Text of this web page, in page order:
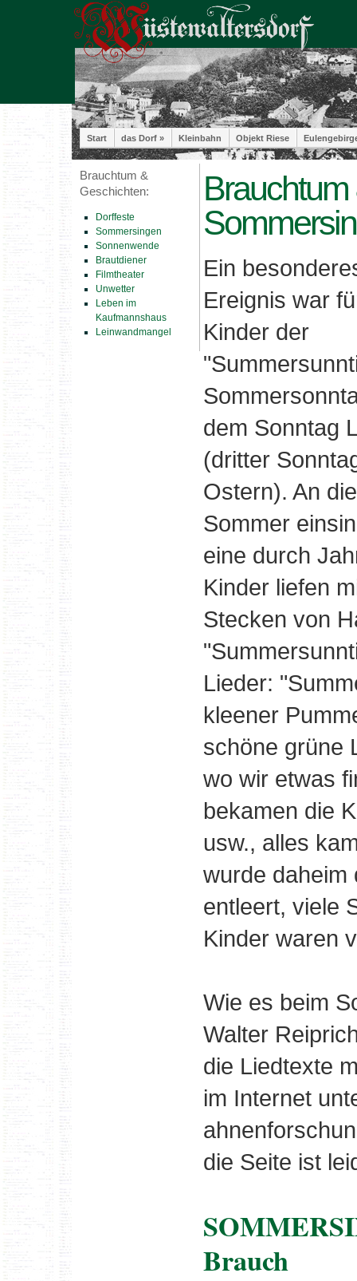
Start das Dorf » Kleinbahn Objekt Riese
Brauchtum &
Geschichten:
Dorffeste
Sommersingen
Sonnenwende
Brautdiener
Filmtheater
Unwetter
Leben im
Kaufmannshaus
Leinwandmangel
Ein
Ereignis war
Kinder der
dem Sonntag
(dritter
Ostern). An
Sommer
eine durch
Kinder liefen
Stecken von
Lieder:
kleener
schöne grüne
wo wir etwas
bekamen die
usw., alles
wurde daheim
entleert, viele
Kinder waren
Wie es beim
Walter
die Liedtexte
im Internet
die Seite ist
Brauch